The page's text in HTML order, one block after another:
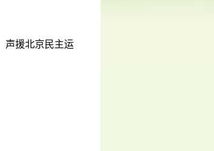
援北京民主运